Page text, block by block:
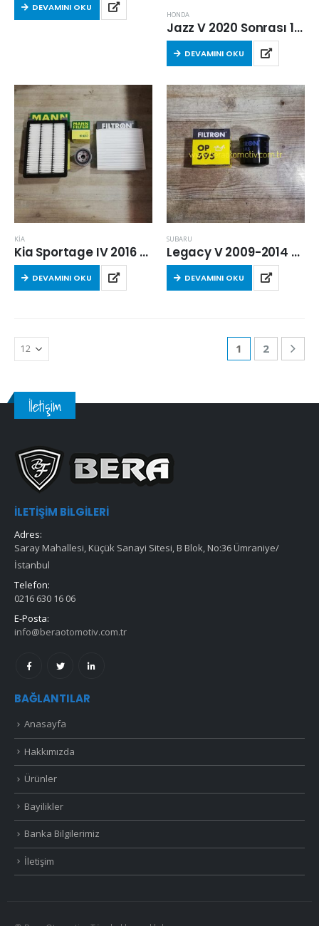
DEVAMINI OKU
HONDA
Jazz V 2020 Sonrası 1.5 eHEV Hava Filtresi
DEVAMINI OKU
KİA
Kia Sportage IV 2016 Sonrası 1.6 Benzinli Filtre Seti
DEVAMINI OKU
SUBARU
Legacy V 2009-2014 Arası 2.0 Benzinli Yağ Filtresi
DEVAMINI OKU
1 2
İletişim
İLETIŞIM BILGILERI
Adres:
Saray Mahallesi, Küçük Sanayi Sitesi, B Blok, No:36 Ümraniye/
İstanbul
Telefon:
0216 630 16 06
E-Posta:
info@beraotomotiv.com.tr
BAĞLANTILAR
Anasayfa
Hakkımızda
Ürünler
Bayilikler
Banka Bilgilerimiz
İletişim